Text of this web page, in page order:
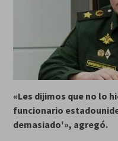
«Les dijimos que no lo
funcionario
demasiado'», agregó.